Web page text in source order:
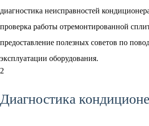
диагностика неисправностей
проверка работы отремонтированной
предоставление полезных советов по
эксплуатации оборудования.
2
Диагностика